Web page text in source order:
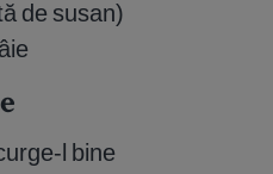
de susan)
l bine